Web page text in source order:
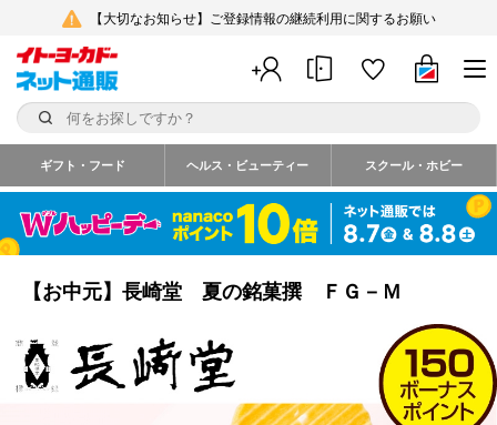
【大切なお知らせ】ご登録情報の継続利用に関するお願い
ギフト・フード ヘルス・ビューティー スクール・ホビー
【お中元】長崎堂 夏の銘菓撰 ＦＧ－Ｍ